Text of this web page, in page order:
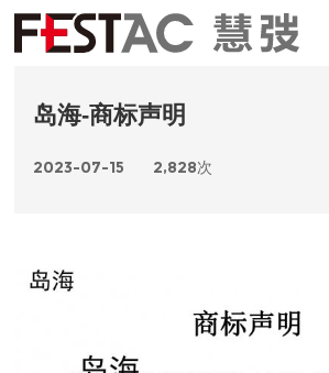
岛海-商标声明
2023-07-15 2,828次